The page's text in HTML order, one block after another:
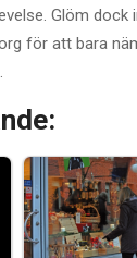
Glöm dock
för att bara